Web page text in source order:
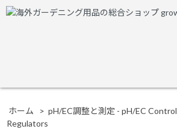
ホーム > pH/EC調整と測定 - pH/EC Control
Regulators